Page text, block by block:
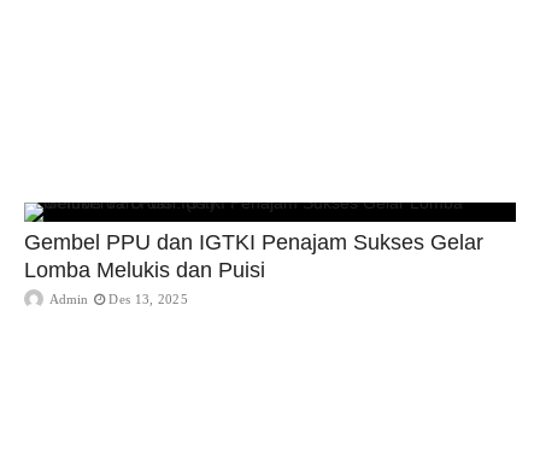
Gembel PPU dan IGTKI Penajam Sukses Gelar
Lomba Melukis dan Puisi
Admin Des 13, 2025